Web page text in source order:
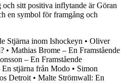
sitt positiva inflytande är Göran
en symbol för framgång och
Stjärna inom Ishockeyn • Oliver
• Mathias Brome – En Framstående
– En Framstående
En stjärna från Modo • Simon
Detroit • Malte Strömwall: En